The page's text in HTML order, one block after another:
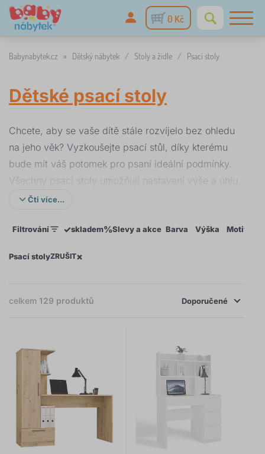
0 Kč
Babynabytek.cz » Dětský nábytek / Stoly a židle / Psací stoly
Dětské psací stoly
Chcete, aby se vaše dítě stále rozvíjelo bez ohledu
na jeho věk? Vyzkoušejte psací stůl, díky kterému
bude mít váš potomek pro psaní ideální podmínky.
Všechny psací stoly umožňují nastavení výše a úhlu
psací desky.
Čti více...
Filtrování ✓skladem%Slevy a akce Barva Výška Motiv
FILTROVÁNÍ
Barva
bílá
19
hnědá
12
Psací stolyZRUŠIT×
celkem 129 produktů
Doporučené